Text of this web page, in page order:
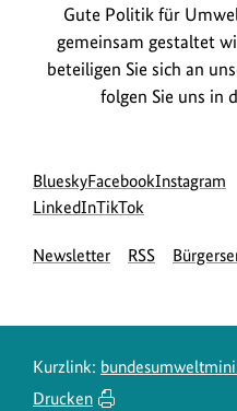
Gute Politik für
gemeinsam gestaltet
beteiligen Sie sich an
folgen Sie uns in
Social
Media
Blueskyzur
Bluesky-
des
Facebookzur
des
Instagram
LinkedInzur
Seite
zur
Seite
TikTok
Newsletter RSS
Kurzlink:
Drucken